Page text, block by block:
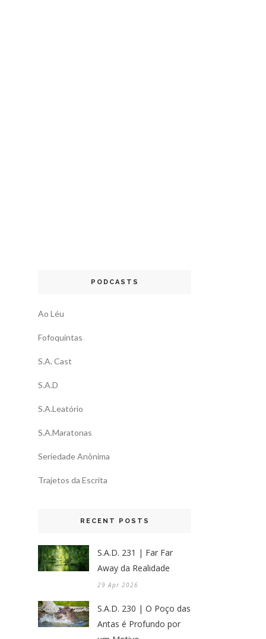
PODCASTS
Ao Léu
Fofoquintas
S.A. Cast
S.A.D
S.A.Leatório
S.A.Maratonas
Seriedade Anônima
Trajetos da Escrita
RECENT POSTS
S.A.D. 231 | Far Far
Away da Realidade
29 Apr 2026
S.A.D. 230 | O Poço das
Antas é Profundo por